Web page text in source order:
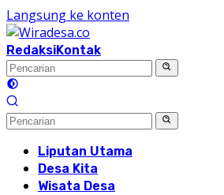
Langsung ke konten
RedaksiKontak
Liputan Utama
Desa Kita
Wisata Desa